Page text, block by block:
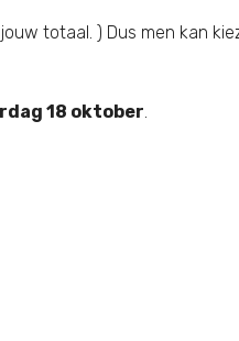
totaal. ) Dus men kan
18 oktober.